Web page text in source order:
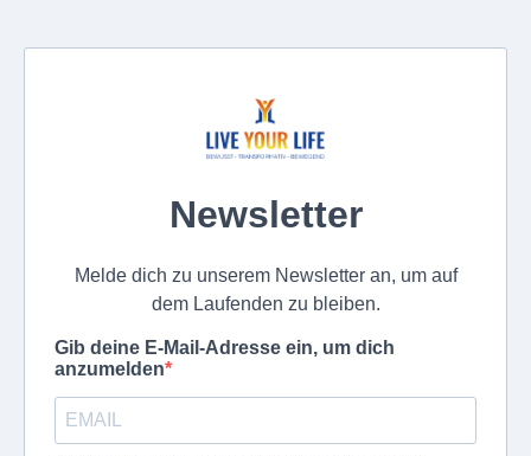
Newsletter
Melde dich zu unserem Newsletter an, um auf
dem Laufenden zu bleiben.
Gib deine E-Mail-Adresse ein, um dich
anzumelden